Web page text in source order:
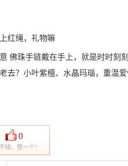
红绳，礼物嘛
佛珠手链戴在手上，就是时时刻
去？小叶紫檀、水晶玛瑙，重温
0
错，赞一个！